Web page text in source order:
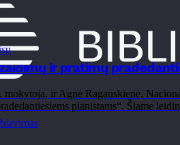
ir pratimų
ir Agnė Ragauskienė,
pianistams“. Šiame